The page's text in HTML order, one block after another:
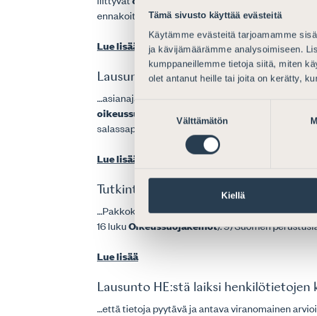
Tämä sivusto käyttää evästeitä
Käytämme evästeitä tarjoamamme
ja kävijämäärämme analysoimiseen.
kumppaneillemme tietoja siitä, miten
olet antanut heille tai joita on kerätty,
Välttämätön
Kiellä
ennakoitavuuden kannalta....
Lue lisää
Lausunto HE-luonnoksesta laiksi
...asianajajan henkilökohtaisten tietojen
oikeussuojakeinot
salassapitovelvollisuus on tunnustettu myös
Lue lisää
Tutkintovaatimukset
...Pakkokeinolaki 7:1, 7:3, 8:5 ja 8:7-11 sekä
16 lukuOikeussuojakeinot). 9) Suomen
Lue lisää
Lausunto HE:stä laiksi
...että tietoja pyytävä ja antava viranomainen